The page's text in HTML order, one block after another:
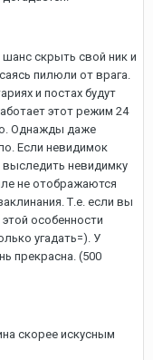
скрыть свой ник и
пилюли от врага.
и постах будут
этот режим 24
Однажды даже
Если невидимок
выследить невидимку
не отображаются
Т.е. если вы
особенности
угадать=). У
прекрасна. (500
скорее искусным